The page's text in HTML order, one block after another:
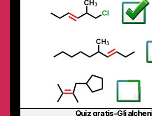
Quiz gratis-Gli